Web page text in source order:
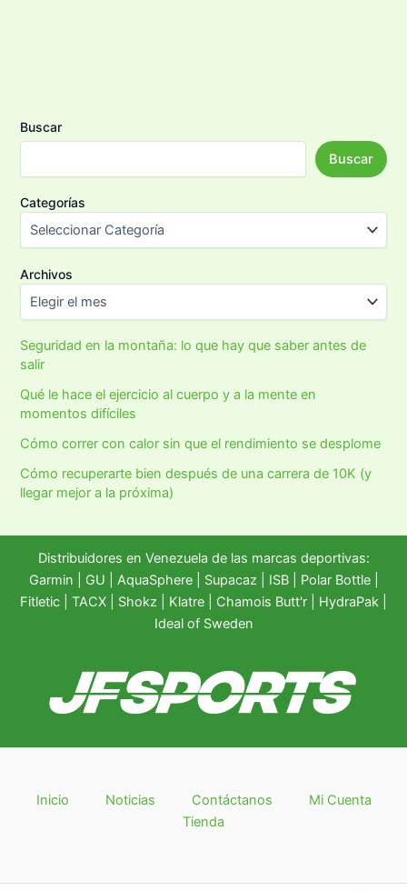
Buscar
Buscar
Categorías
Archivos
Seguridad en la montaña: lo que hay que saber antes de
salir
Qué le hace el ejercicio al cuerpo y a la mente en
momentos difíciles
Cómo correr con calor sin que el rendimiento se desplome
Cómo recuperarte bien después de una carrera de 10K (y
llegar mejor a la próxima)
Distribuidores en Venezuela de las marcas deportivas:
Garmin
GU AquaSphere| Supacaz | ISB | Polar Bottle|
Fitletic
TACX Shokz Klatre Chamois Butt'r HydraPak
Ideal of Sweden
Inicio Noticias Contáctanos
Mi Cuenta
Tienda